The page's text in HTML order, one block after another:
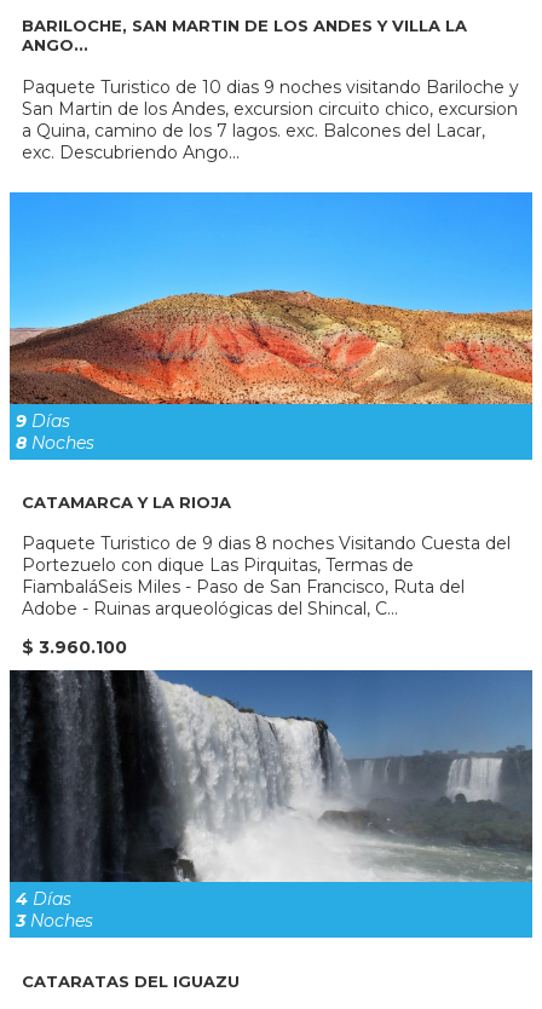
BARILOCHE, SAN MARTIN DE LOS ANDES Y VILLA LA
ANGO...
Paquete Turistico de 10 dias 9 noches visitando Bariloche y
San Martin de los Andes, excursion circuito chico, excursion
a Quina, camino de los 7 lagos. exc. Balcones del Lacar,
exc. Descubriendo Ango...
9 Días
8 Noches
CATAMARCA Y LA RIOJA
Paquete Turistico de 9 dias 8 noches Visitando Cuesta del
Portezuelo con dique Las Pirquitas, Termas de
FiambaláSeis Miles - Paso de San Francisco, Ruta del
Adobe - Ruinas arqueológicas del Shincal, C...
$ 3.960.100
4 Días
3Noches
CATARATAS DEL IGUAZU